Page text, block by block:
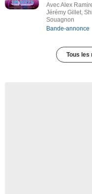
Avec Alex
Jérémy Gillet,
Souagnon
Bande-annonce
Tous les